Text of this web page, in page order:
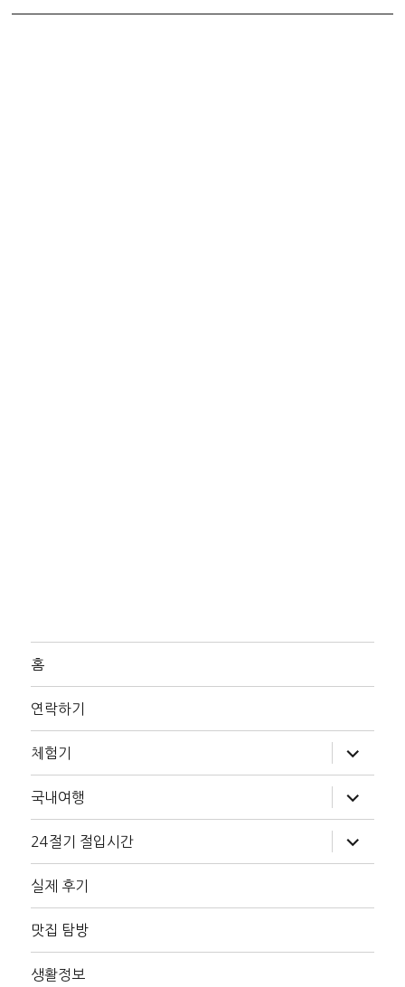
홈
연락하기
체험기
위
메
확
장
국내여행
위
메
확
장
24절기 절입시간
위
메
장
실제 후기
맛집 탐방
생활정보